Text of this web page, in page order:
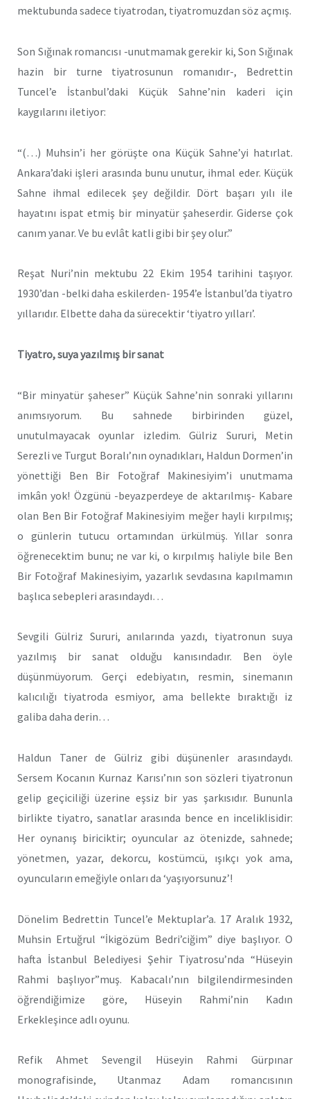
mektubunda sadece tiyatrodan, tiyatromuzdan söz açmış.
Son Sığınak romancısı -unutmamak gerekir ki, Son Sığınak
hazin bir turne tiyatrosunun romanıdır-, Bedrettin
Tuncel’e İstanbul’daki Küçük Sahne’nin kaderi için
kaygılarını iletiyor:
“(…) Muhsin’i her görüşte ona Küçük Sahne’yi hatırlat.
Ankara’daki işleri arasında bunu unutur, ihmal eder. Küçük
Sahne ihmal edilecek şey değildir. Dört başarı yılı ile
hayatını ispat etmiş bir minyatür şaheserdir. Giderse çok
canım yanar. Ve bu evlât katli gibi bir şey olur.”
Reşat Nuri’nin mektubu 22 Ekim 1954 tarihini taşıyor.
1930’dan -belki daha eskilerden- 1954’e İstanbul’da tiyatro
yıllarıdır. Elbette daha da sürecektir ‘tiyatro yılları’.
Tiyatro, suya yazılmış bir sanat
“Bir minyatür şaheser” Küçük Sahne’nin sonraki yıllarını
anımsıyorum. Bu sahnede birbirinden güzel,
unutulmayacak oyunlar izledim. Gülriz Sururi, Metin
Serezli ve Turgut Boralı’nın oynadıkları, Haldun Dormen’in
yönettiği Ben Bir Fotoğraf Makinesiyim’i unutmama
imkân yok! Özgünü -beyazperdeye de aktarılmış- Kabare
olan Ben Bir Fotoğraf Makinesiyim meğer hayli kırpılmış;
o günlerin tutucu ortamından ürkülmüş. Yıllar sonra
öğrenecektim bunu; ne var ki, o kırpılmış haliyle bile Ben
Bir Fotoğraf Makinesiyim, yazarlık sevdasına kapılmamın
başlıca sebepleri arasındaydı…
Sevgili Gülriz Sururi, anılarında yazdı, tiyatronun suya
yazılmış bir sanat olduğu kanısındadır. Ben öyle
düşünmüyorum. Gerçi edebiyatın, resmin, sinemanın
kalıcılığı tiyatroda esmiyor, ama bellekte bıraktığı iz
galiba daha derin…
Haldun Taner de Gülriz gibi düşünenler arasındaydı.
Sersem Kocanın Kurnaz Karısı’nın son sözleri tiyatronun
gelip geçiciliği üzerine eşsiz bir yas şarkısıdır. Bununla
birlikte tiyatro, sanatlar arasında bence en inceliklisidir:
Her oynanış biriciktir; oyuncular az ötenizde, sahnede;
yönetmen, yazar, dekorcu, kostümcü, ışıkçı yok ama,
oyuncuların emeğiyle onları da ‘yaşıyorsunuz’!
Dönelim Bedrettin Tuncel’e Mektuplar’a. 17 Aralık 1932,
Muhsin Ertuğrul “İkigözüm Bedri’ciğim” diye başlıyor. O
hafta İstanbul Belediyesi Şehir Tiyatrosu’nda “Hüseyin
Rahmi başlıyor”muş. Kabacalı’nın bilgilendirmesinden
öğrendiğimize göre, Hüseyin Rahmi’nin Kadın
Erkekleşince adlı oyunu.
Refik Ahmet Sevengil Hüseyin Rahmi Gürpınar
monografisinde, Utanmaz Adam romancısının